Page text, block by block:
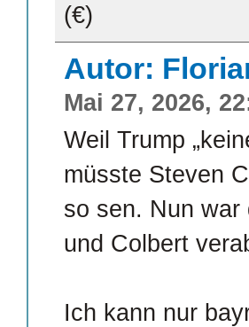
(€)
Autor:
Mai 27, 2026,
Weil Trump
müsste Steven
so sen. Nun war
und Colbert
Ich kann nur